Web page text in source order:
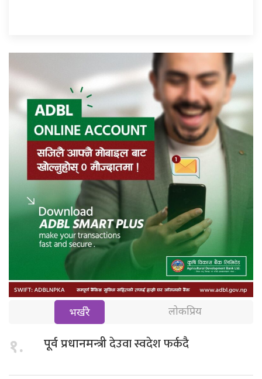
भर्खरै लोकप्रिय
१. पूर्व प्रधानमन्त्रीदेउवा स्वदेश फर्कदै